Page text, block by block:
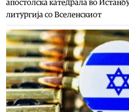
апостолска катедрала во
литургија со Вселенскиот